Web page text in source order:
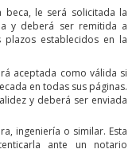
le será solicitada la
y deberá ser remitida a
plazos establecidos en la
aceptada como válida si
en todas sus páginas.
y deberá ser enviada
ingeniería o similar. Esta
ante un notario